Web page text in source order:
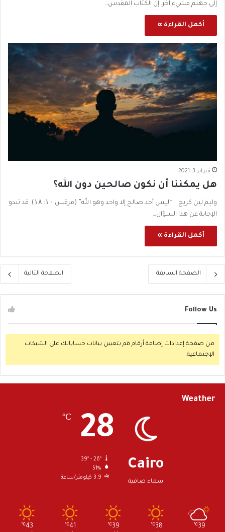
إلى جهنم فشيء آخر. إن الكتاب المقدس…
أكمل القراءة »
فبراير 3, 2021
هل يمكننا أن نكون صالحين دون الله؟
وليم لين كريج “ليس أحد صالح إلا واحد وهو الله” (مرقس ۱۰: ۱۸). قد تبدو
الإجابة عن هذا السؤال…
أكمل القراءة »
الصفحة السابقة الصفحة التالية
Follow Us
من صفحة إعدادات إضافة أرقام قم بتعيين بيانات حساباتك على الشبكات
الإجتماعية.
Weather
Cairo
سماء صافية
28
℃
39º - 26º
51%
3.9 كيلومتر/ساعة
39
℃
38
℃
39
℃
41
℃
43
℃